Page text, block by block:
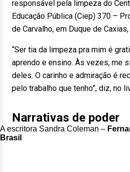
responsável pela limpeza do
Educação Pública (Ciep) 370 –
de Carvalho, em Duque de
“Ser tia da limpeza pra mim é
aprendo e ensino. Às vezes, me
deles. O carinho e admiração é
pelo trabalho que tenho”, diz, no
Narrativas de poder
A escritora Sandra Coleman –
Brasil